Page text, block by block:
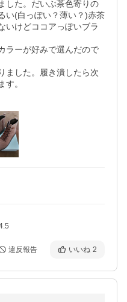
した。だいぶ茶色寄りの
い(白っぽい？薄い？)赤茶
いけどココアっぽいブラ
ラーが好みで選んだので
ました。履き潰したら次
す。
違反報告 いいね 2